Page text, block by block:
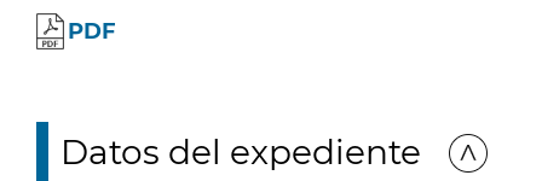
PDF
Datos del expediente